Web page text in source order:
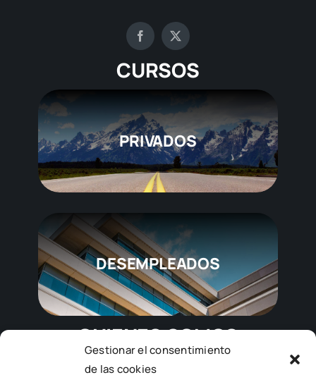
Gestionar el consentimiento
de las cookies
CURSOS
PRIVADOS
DESEMPLEADOS
QUIENES SOMOS